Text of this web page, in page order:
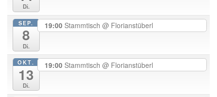
Di.
SEP.
8
Di.
19:00 Stammtisch @ Florianstüberl
OKT.
13
Di.
19:00 Stammtisch @ Florianstüberl